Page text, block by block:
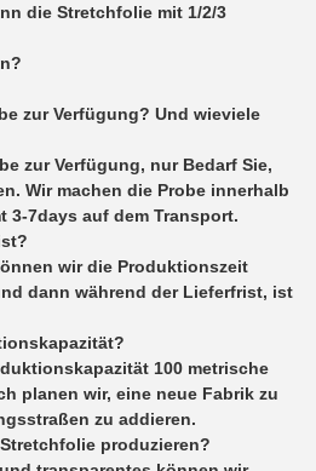
die Stretchfolie mit 1/2/3
zur Verfügung? Und wieviele
zur Verfügung, nur Bedarf Sie,
Wir machen die Probe innerhalb
3-7days auf dem Transport.
wir die Produktionszeit
dann während der Lieferfrist, ist
100 metrische
planen wir, eine neue Fabrik zu
zu addieren.
produzieren?